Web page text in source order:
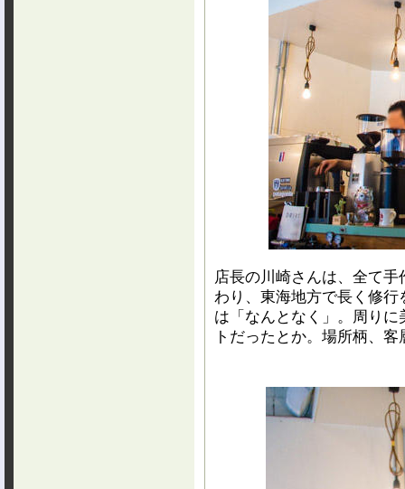
店長の川崎さんは、全て
わり、東海地方で長く修
は「なんとなく」。周り
トだったとか。場所柄、